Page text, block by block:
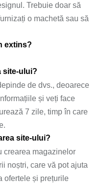
Trebuie doar să
o machetă sau să
extins?
site-ului?
de dvs., deoarece
și veți face
7 zile, timp în care
site-ului?
crearea magazinelor
noștri, care vă pot ajuta
ofertele și prețurile